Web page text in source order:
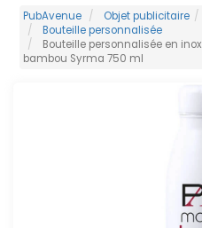
PubAvenue Objet publicitaire
Bouteille personnalisée
Bouteille personnalisée en
bambou Syrma 750 ml